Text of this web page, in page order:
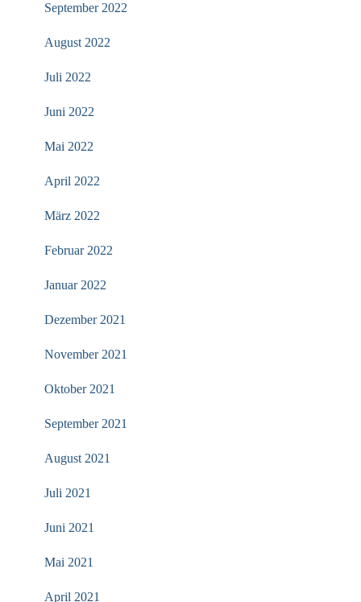
September 2022
August 2022
Juli 2022
Juni 2022
Mai 2022
April 2022
März 2022
Februar 2022
Januar 2022
Dezember 2021
November 2021
Oktober 2021
September 2021
August 2021
Juli 2021
Juni 2021
Mai 2021
April 2021